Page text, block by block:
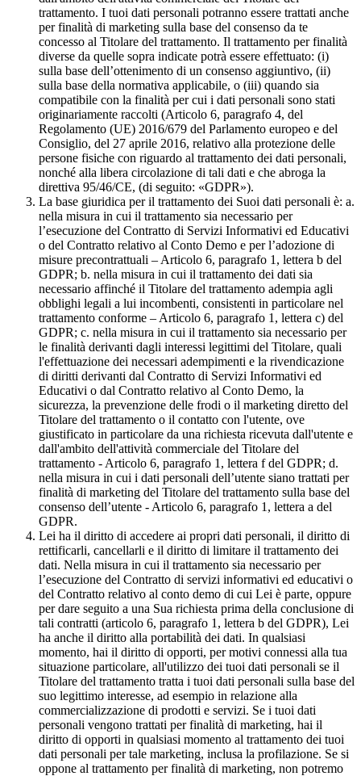
trattamento. I tuoi dati personali potranno essere trattati anche
per finalità di marketing sulla base del consenso da te
concesso al Titolare del trattamento. Il trattamento per finalità
diverse da quelle sopra indicate potrà essere effettuato: (i)
sulla base dell’ottenimento di un consenso aggiuntivo, (ii)
sulla base della normativa applicabile, o (iii) quando sia
compatibile con la finalità per cui i dati personali sono stati
originariamente raccolti (Articolo 6, paragrafo 4, del
Regolamento (UE) 2016/679 del Parlamento europeo e del
Consiglio, del 27 aprile 2016, relativo alla protezione delle
persone fisiche con riguardo al trattamento dei dati personali,
nonché alla libera circolazione di tali dati e che abroga la
direttiva 95/46/CE, (di seguito: «GDPR»).
La base giuridica per il trattamento dei Suoi dati personali è: a.
nella misura in cui il trattamento sia necessario per
l’esecuzione del Contratto di Servizi Informativi ed Educativi
o del Contratto relativo al Conto Demo e per l’adozione di
misure precontrattuali – Articolo 6, paragrafo 1, lettera b del
GDPR; b. nella misura in cui il trattamento dei dati sia
necessario affinché il Titolare del trattamento adempia agli
obblighi legali a lui incombenti, consistenti in particolare nel
trattamento conforme – Articolo 6, paragrafo 1, lettera c) del
GDPR; c. nella misura in cui il trattamento sia necessario per
le finalità derivanti dagli interessi legittimi del Titolare, quali
l'effettuazione dei necessari adempimenti e la rivendicazione
di diritti derivanti dal Contratto di Servizi Informativi ed
Educativi o dal Contratto relativo al Conto Demo, la
sicurezza, la prevenzione delle frodi o il marketing diretto del
Titolare del trattamento o il contatto con l'utente, ove
giustificato in particolare da una richiesta ricevuta dall'utente e
dall'ambito dell'attività commerciale del Titolare del
trattamento - Articolo 6, paragrafo 1, lettera f del GDPR; d.
nella misura in cui i dati personali dell’utente siano trattati per
finalità di marketing del Titolare del trattamento sulla base del
consenso dell’utente - Articolo 6, paragrafo 1, lettera a del
GDPR.
Lei ha il diritto di accedere ai propri dati personali, il diritto di
rettificarli, cancellarli e il diritto di limitare il trattamento dei
dati. Nella misura in cui il trattamento sia necessario per
l’esecuzione del Contratto di servizi informativi ed educativi o
del Contratto relativo al conto demo di cui Lei è parte, oppure
per dare seguito a una Sua richiesta prima della conclusione di
tali contratti (articolo 6, paragrafo 1, lettera b del GDPR), Lei
ha anche il diritto alla portabilità dei dati. In qualsiasi
momento, hai il diritto di opporti, per motivi connessi alla tua
situazione particolare, all'utilizzo dei tuoi dati personali se il
Titolare del trattamento tratta i tuoi dati personali sulla base del
suo legittimo interesse, ad esempio in relazione alla
commercializzazione di prodotti e servizi. Se i tuoi dati
personali vengono trattati per finalità di marketing, hai il
diritto di opporti in qualsiasi momento al trattamento dei tuoi
dati personali per tale marketing, inclusa la profilazione. Se si
oppone al trattamento per finalità di marketing, non potremo